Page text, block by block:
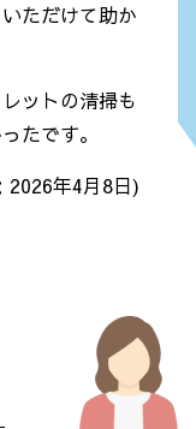
ただけて助か
ットの清掃も
たです。
2026年4月8日)